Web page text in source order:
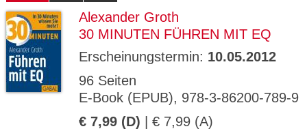
Alexander Groth
30 MINUTEN FÜHREN MIT EQ
Erscheinungstermin: 10.05.2012
96 Seiten
E-Book (EPUB), 978-3-86200-789-9
€ 7,99 (D) | € 7,99 (A)